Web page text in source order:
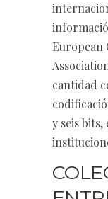
European
cantidad
y seis